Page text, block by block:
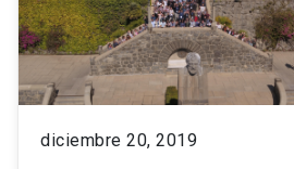
diciembre 20, 2019